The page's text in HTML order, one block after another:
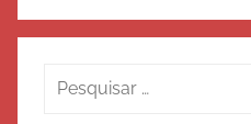
Pesquisar